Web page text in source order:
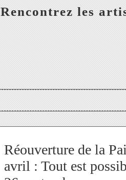
Rencontrez les
Réouverture de la
avril : Tout est